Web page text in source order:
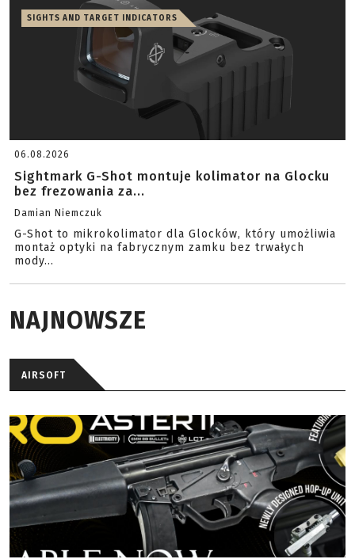
SIGHTS AND TARGET INDICATORS
06.08.2026
Sightmark G-Shot montuje kolimator na Glocku
bez frezowania za...
Damian Niemczuk
G-Shot to mikrokolimator dla Glocków, który umożliwia
montaż optyki na fabrycznym zamku bez trwałych
mody...
NAJNOWSZE
AIRSOFT